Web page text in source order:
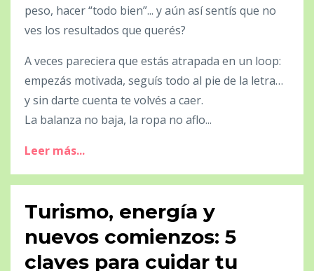
peso, hacer “todo bien”... y aún así sentís que no
ves los resultados que querés?
A veces pareciera que estás atrapada en un loop:
empezás motivada, seguís todo al pie de la letra…
y sin darte cuenta te volvés a caer.
La balanza no baja, la ropa no aflo...
Leer más...
Turismo, energía y
nuevos comienzos: 5
claves para cuidar tu